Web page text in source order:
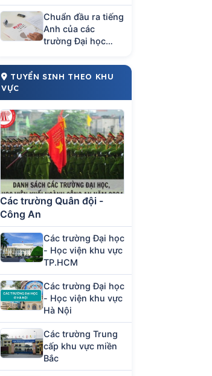
Chuẩn đầu ra tiếng
Anh của các
trường Đại học
TUYỂN SINH THEO KHU
VỰC
Các trường Quân đội -
Công An
Các trường Đại học
- Học viện khu vực
TP.HCM
Các trường Đại học
- Học viện khu vực
Hà Nội
Các trường Trung
cấp khu vực miền
Bắc